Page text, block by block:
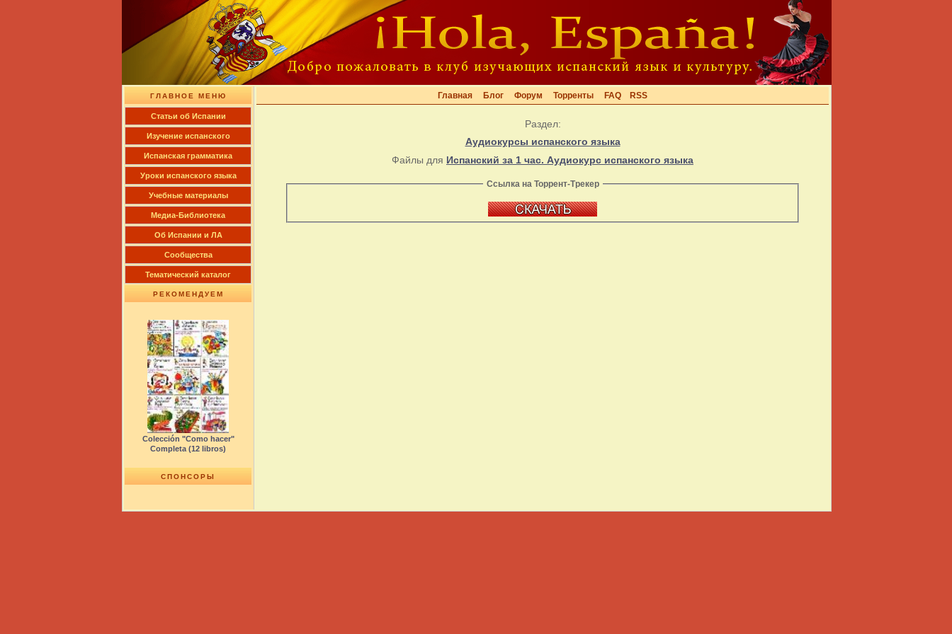
ГЛАВНОЕ МЕНЮ
Cтатьи об Испании
Изучение испанского
Испанская грамматика
Уроки испанского языка
Учебные материалы
Медиа-Библиотека
Об Испании и ЛА
Сообщества
Тематический каталог
РЕКОМЕНДУЕМ
Colección "Como hacer"
Completa (12 libros)
СПОНСОРЫ
Главная Блог Форум Торренты FAQ RSS
Раздел:
Аудиокурсы испанского языка
Файлы для Испанский за 1 час. Аудиокурс испанского языка
Ссылка на Торрент-Трекер